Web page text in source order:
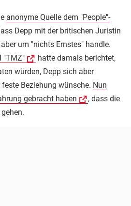
anonyme Quelle dem "People"-
Depp mit der britischen Juristin
um "nichts Ernstes" handle.
"TMZ"
hatte damals berichtet,
würden, Depp sich aber
Beziehung wünsche. Nun
gebracht haben
, dass die